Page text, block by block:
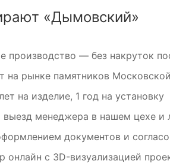
«Дымовский»
производство — без накруток
на рынке памятников
на изделие, 1 год на установку
выезд менеджера в нашем цехе
документов и
онлайн с 3D-визуализацией